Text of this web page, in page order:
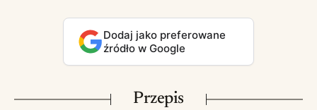
Dodaj jako preferowane
źródło w Google
Przepis